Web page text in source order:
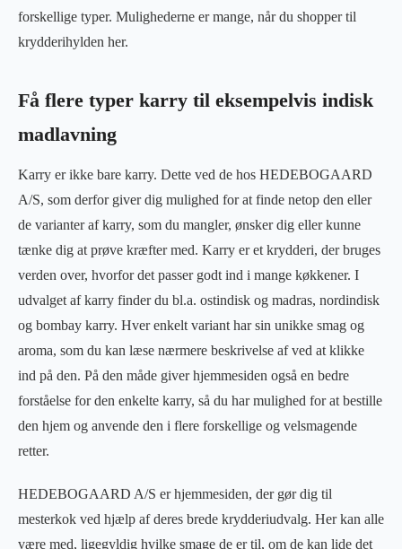
forskellige typer. Mulighederne er mange, når du shopper til
krydderihylden her.
Få flere typer karry til eksempelvis indisk
madlavning
Karry er ikke bare karry. Dette ved de hos HEDEBOGAARD
A/S, som derfor giver dig mulighed for at finde netop den eller
de varianter af karry, som du mangler, ønsker dig eller kunne
tænke dig at prøve kræfter med. Karry er et krydderi, der bruges
verden over, hvorfor det passer godt ind i mange køkkener. I
udvalget af karry finder du bl.a. ostindisk og madras, nordindisk
og bombay karry. Hver enkelt variant har sin unikke smag og
aroma, som du kan læse nærmere beskrivelse af ved at klikke
ind på den. På den måde giver hjemmesiden også en bedre
forståelse for den enkelte karry, så du har mulighed for at bestille
den hjem og anvende den i flere forskellige og velsmagende
retter.
HEDEBOGAARD A/S er hjemmesiden, der gør dig til
mesterkok ved hjælp af deres brede krydderiudvalg. Her kan alle
være med, ligegyldig hvilke smage de er til, om de kan lide det